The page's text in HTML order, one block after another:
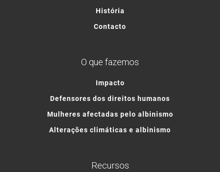
História
Contacto
O que fazemos
Impacto
Defensores dos direitos humanos
Mulheres afectadas pelo albinismo
Alterações climáticas e albinismo
Recursos